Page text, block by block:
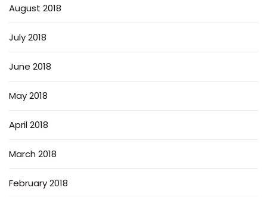
August 2018
July 2018
June 2018
May 2018
April 2018
March 2018
February 2018